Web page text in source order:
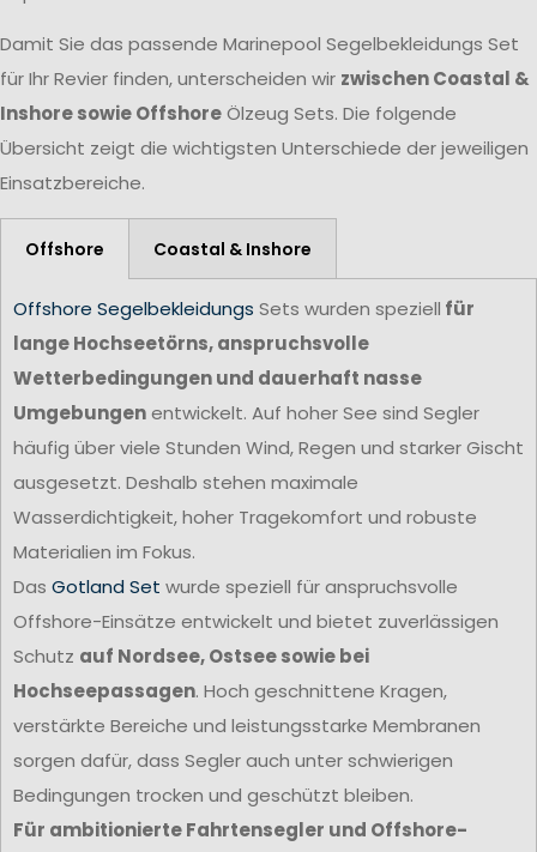
Damit Sie das passende Marinepool Segelbekleidungs Set
für Ihr Revier finden, unterscheiden wir zwischen Coastal &
Inshore sowie OffshoreÖlzeug Sets. Die folgende
Übersicht zeigt die wichtigsten Unterschiede der jeweiligen
Einsatzbereiche.
Offshore Coastal & Inshore
Offshore Segelbekleidungs Sets wurden speziell für
lange Hochseetörns, anspruchsvolle
Wetterbedingungen und dauerhaft nasse
Umgebungenentwickelt. Auf hoher See sind Segler
häufig über viele Stunden Wind, Regen und starker Gischt
ausgesetzt. Deshalb stehen maximale
Wasserdichtigkeit, hoher Tragekomfort und robuste
Materialien im Fokus.
Das Gotland Set wurde speziell für anspruchsvolle
Offshore-Einsätze entwickelt und bietet zuverlässigen
Schutz auf Nordsee, Ostsee sowie bei
Hochseepassagen. Hoch geschnittene Kragen,
verstärkte Bereiche und leistungsstarke Membranen
sorgen dafür, dass Segler auch unter schwierigen
Bedingungen trocken und geschützt bleiben.
Für ambitionierte Fahrtensegler und Offshore-